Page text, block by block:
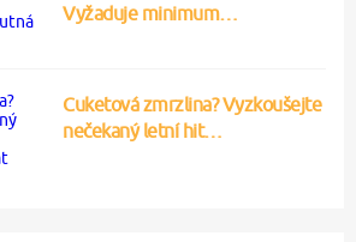
Vyžaduje minimum…
Cuketová zmrzlina? Vyzkoušejte
nečekaný letní hit…